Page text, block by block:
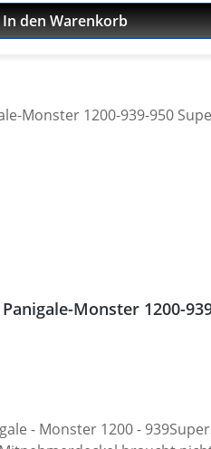
In den Warenkorb
V4 Panigale-Monster 1200-
- Monster 1200 -